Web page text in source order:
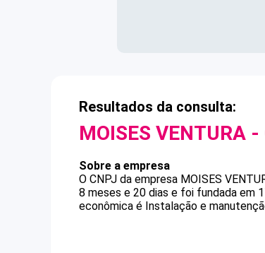
Resultados da consulta:
MOISES VENTURA -
Sobre a empresa
O CNPJ da empresa MOISES
8 meses e 20 dias e foi fundada em
econômica é Instalação e